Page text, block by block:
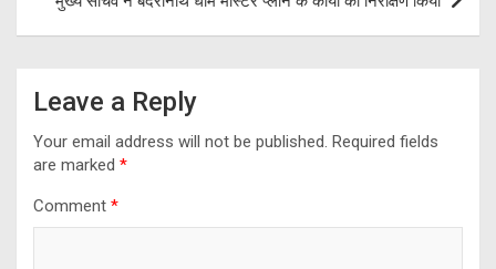
k
p
Leave a Reply
Your email address will not be published. Required fields
are marked *
Comment *